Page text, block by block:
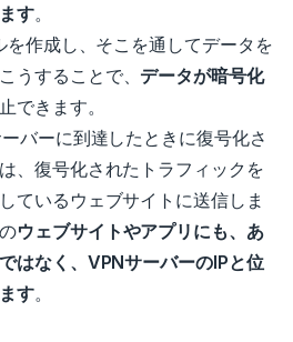
す。
作成し、そこを通してデータを
こうすることで、 データが暗号化
できます。
バーに到達したときに復号化さ
、復号化されたトラフィックを
ているウェブサイトに送信しま
ウェブサイトやアプリにも、あ
はなく、VPNサーバーのIPと位
す。